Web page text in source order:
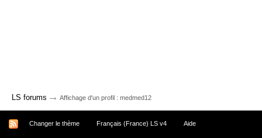
LS forums → Affichage d'un profil : medmed12
Changer le thème Français (France) LS v4 Aide